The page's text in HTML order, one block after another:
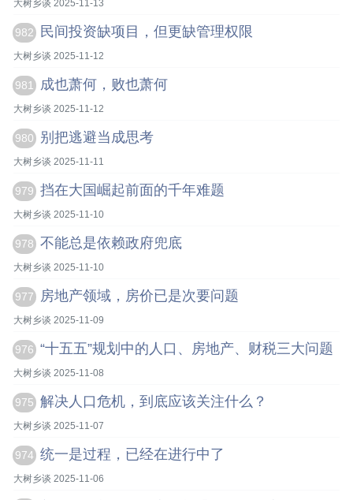
大树乡谈 2025-11-13
982 民间投资缺项目，但更缺管理权限
大树乡谈 2025-11-12
981 成也萧何，败也萧何
大树乡谈 2025-11-12
980 别把逃避当成思考
大树乡谈 2025-11-11
979 挡在大国崛起前面的千年难题
大树乡谈 2025-11-10
978 不能总是依赖政府兜底
大树乡谈 2025-11-10
977 房地产领域，房价已是次要问题
大树乡谈 2025-11-09
976 “十五五”规划中的人口、房地产、财税三大问题
大树乡谈 2025-11-08
975 解决人口危机，到底应该关注什么？
大树乡谈 2025-11-07
974 统一是过程，已经在进行中了
大树乡谈 2025-11-06